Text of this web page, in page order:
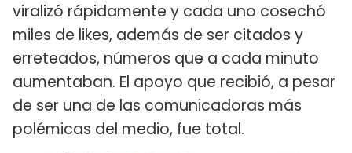
viralizó rápidamente y cada uno cosechó
miles de likes, además de ser citados y
erreteados, números que a cada minuto
aumentaban. El apoyo que recibió, a pesar
de ser una de las comunicadoras más
polémicas del medio, fue total.